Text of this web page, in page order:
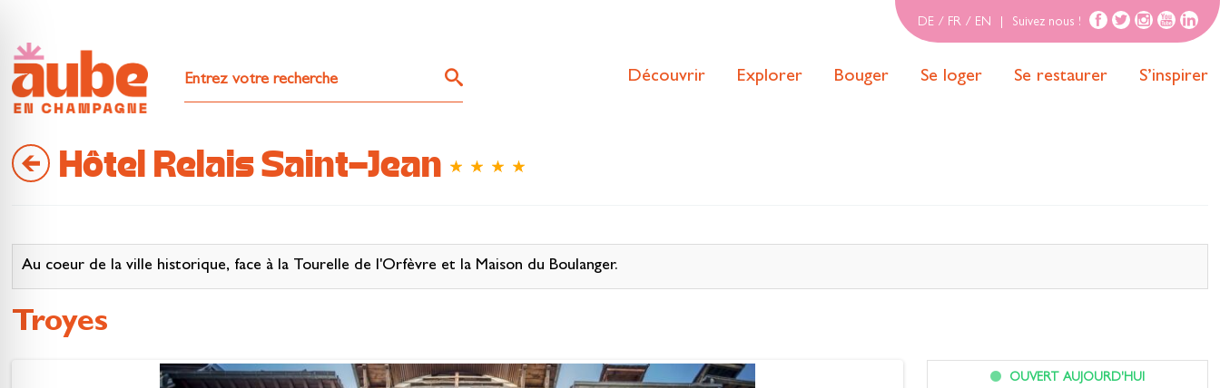
DE / FR / EN Suivez nous !
Découvrir Explorer Bouger Se loger Se restaurer S’inspirer
Hôtel Relais Saint-Jean
Au coeur de la ville historique, face à la Tourelle de l'Orfèvre et la Maison du Boulanger.
Troyes
OUVERT AUJOURD'HUI